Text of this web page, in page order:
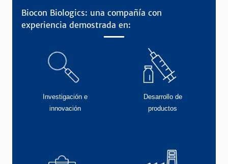
Biocon Biologics: una compañía con
experiencia demostrada en:
Investigación e
innovación
Desarrollo de
productos